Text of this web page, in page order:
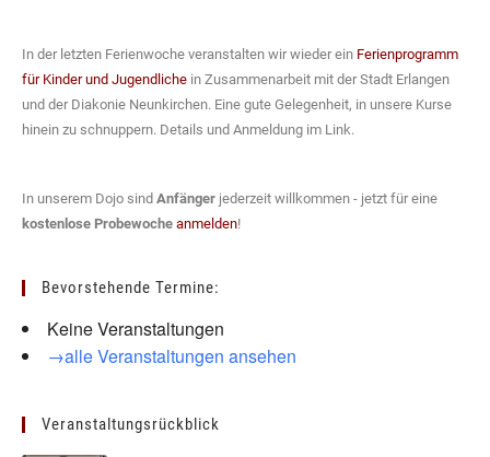
In der letzten Ferienwoche veranstalten wir wieder ein Ferienprogramm
für Kinder und Jugendliche in Zusammenarbeit mit der Stadt Erlangen
und der Diakonie Neunkirchen. Eine gute Gelegenheit, in unsere Kurse
hinein zu schnuppern. Details und Anmeldung im Link.
In unserem Dojo sind Anfänger jederzeit willkommen - jetzt für eine
kostenlose Probewoche anmelden!
Bevorstehende Termine:
Keine Veranstaltungen
→alle Veranstaltungen ansehen
Veranstaltungsrückblick